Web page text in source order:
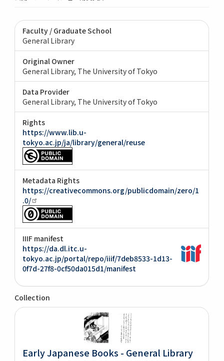
Faculty / Graduate School
General Library
Original Owner
General Library, The University of Tokyo
Data Provider
General Library, The University of Tokyo
Rights
https://www.lib.u-
tokyo.ac.jp/ja/library/general/reuse
Metadata Rights
https://creativecommons.org/publicdomain/zero/1
.0/
IIIF manifest
https://da.dl.itc.u-
tokyo.ac.jp/portal/repo/iiif/7deb8533-1d13-
0f7d-27f8-0cf50da015d1/manifest
Collection
Early Japanese Books - General Library